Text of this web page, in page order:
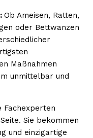
Ob Ameisen, Ratten,
oder Bettwanzen
Maßnahmen
unmittelbar und
Fachexperten
Sie bekommen
und einzigartige